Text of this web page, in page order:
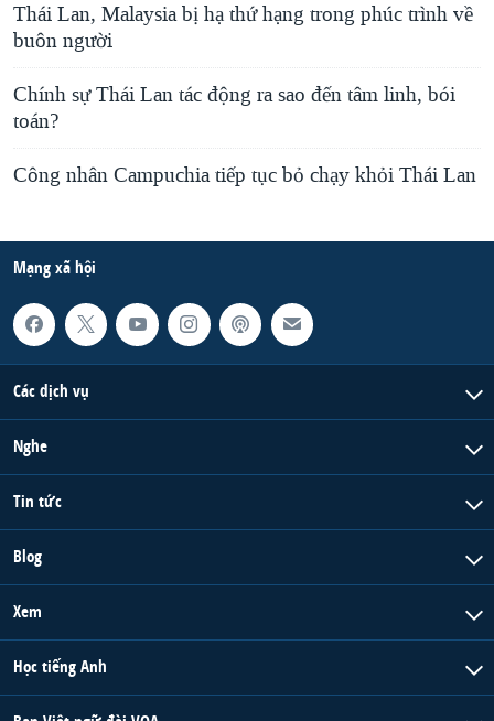
Thái Lan, Malaysia bị hạ thứ hạng trong phúc trình về
buôn người
Chính sự Thái Lan tác động ra sao đến tâm linh, bói
toán?
Công nhân Campuchia tiếp tục bỏ chạy khỏi Thái Lan
Mạng xã hội
Các dịch vụ
Nghe
Tin tức
Blog
Xem
Học tiếng Anh